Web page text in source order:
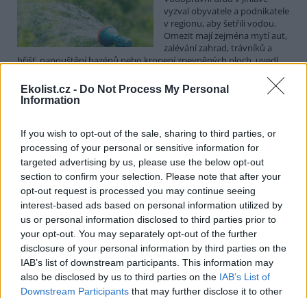
Ekolist.cz - Do Not Process My Personal
Information
If you wish to opt-out of the sale, sharing to third parties, or
processing of your personal or sensitive information for
targeted advertising by us, please use the below opt-out
section to confirm your selection. Please note that after your
opt-out request is processed you may continue seeing
interest-based ads based on personal information utilized by
us or personal information disclosed to third parties prior to
your opt-out. You may separately opt-out of the further
disclosure of your personal information by third parties on the
IAB’s list of downstream participants. This information may
also be disclosed by us to third parties on the IAB’s List of
Downstream Participants that may further disclose it to other
vyzval obyvatele a podnikatele
v regionu, aby šetřili vodou.
Omezit mají zejména mytí aut,
zalévání zahrad, trávníků a
hřišť, napouštění bazénů nebo kropení zpevněných ploch, uvedl
kontrolovat povolené odběry. Výzva k šetření vodou platí pro
všechny obce spadající pod Jihlavu jako obec s rozšířenou
Celníci odhalili gang překupníků papoušků, zajistili
stovku ptáků
5.8.2026 20:13 (ČTK)
Celníci odhalili gang
překupníků chráněných druhů
papoušků působící v několika
krajích a zajistili asi stovku
ptáků. S odchytem a
zajištěním zvířat celníkům pomohly zoo v Praze, Zlíně a Ostravě. V
ostravské zahradě také papoušci nalezli dočasné útočiště. V
tiskové zprávě nawebucelníků to oznámila mluvčí Celní správy ČR
Martina Kaňková. Případem se zabývá policie.